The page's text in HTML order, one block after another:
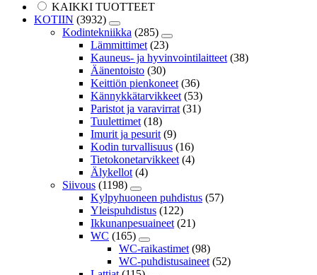
KAIKKI TUOTTEET
KOTIIN (3932)
Kodintekniikka (285)
Lämmittimet (23)
Kauneus- ja hyvinvointilaitteet (38)
Äänentoisto (30)
Keittiön pienkoneet (36)
Kännykkätarvikkeet (53)
Paristot ja varavirrat (31)
Tuulettimet (18)
Imurit ja pesurit (9)
Kodin turvallisuus (16)
Tietokonetarvikkeet (4)
Älykellot (4)
Siivous (1198)
Kylpyhuoneen puhdistus (57)
Yleispuhdistus (122)
Ikkunanpesuaineet (21)
WC (165)
WC-raikastimet (98)
WC-puhdistusaineet (52)